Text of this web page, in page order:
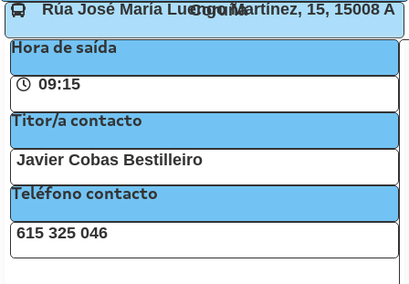
Rúa José María Luengo Martínez, 15, 15008 A Coruña
Hora de saída
09:15
Titor/a contacto
Javier Cobas Bestilleiro
Teléfono contacto
615 325 046